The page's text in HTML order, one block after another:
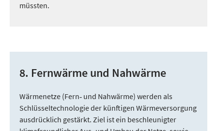
müssten.
8. Fernwärme und Nahwärme
Wärmenetze (Fern‑ und Nahwärme) werden als
Schlüsseltechnologie der künftigen Wärmeversorgung
ausdrücklich gestärkt. Ziel ist ein beschleunigter